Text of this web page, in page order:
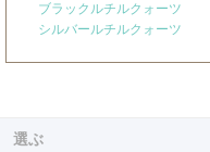
ブラックルチルクォーツ
シルバールチルクォーツ
選ぶ